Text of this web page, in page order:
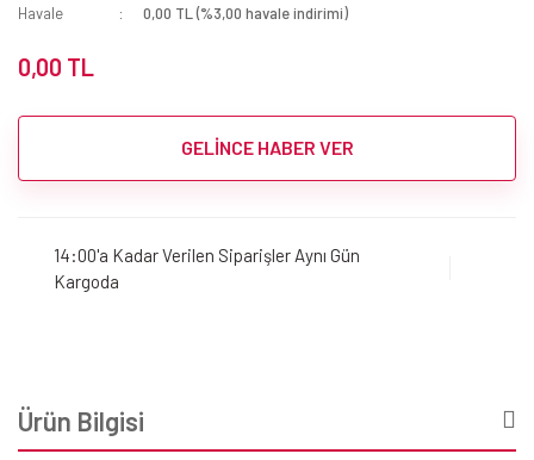
Havale
0,00 TL (%3,00 havale indirimi)
0,00 TL
GELİNCE HABER VER
14:00'a Kadar Verilen Siparişler Aynı Gün
Kargoda
Ürün Bilgisi